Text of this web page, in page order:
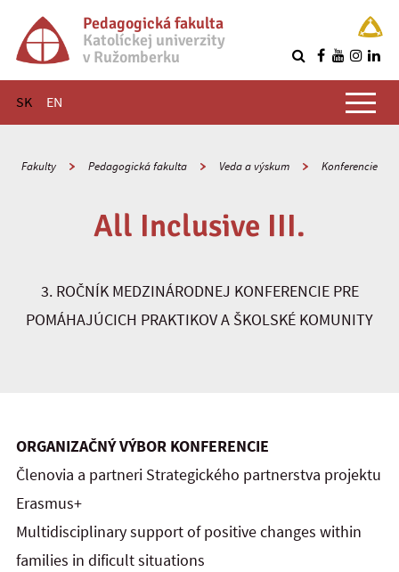
Pedagogická fakulta
Katolíckej univerzity
v Ružomberku
SK EN
Hlavné menu
Fakulty Pedagogická fakulta Veda a výskum Konferencie
All Inclusive III.
3. ROČNÍK MEDZINÁRODNEJ KONFERENCIE PRE
POMÁHAJÚCICH PRAKTIKOV A ŠKOLSKÉ KOMUNITY
ORGANIZAČNÝ VÝBOR KONFERENCIE
Členovia a partneri Strategického partnerstva projektu
Erasmus+
Multidisciplinary support of positive changes within
families in dificult situations